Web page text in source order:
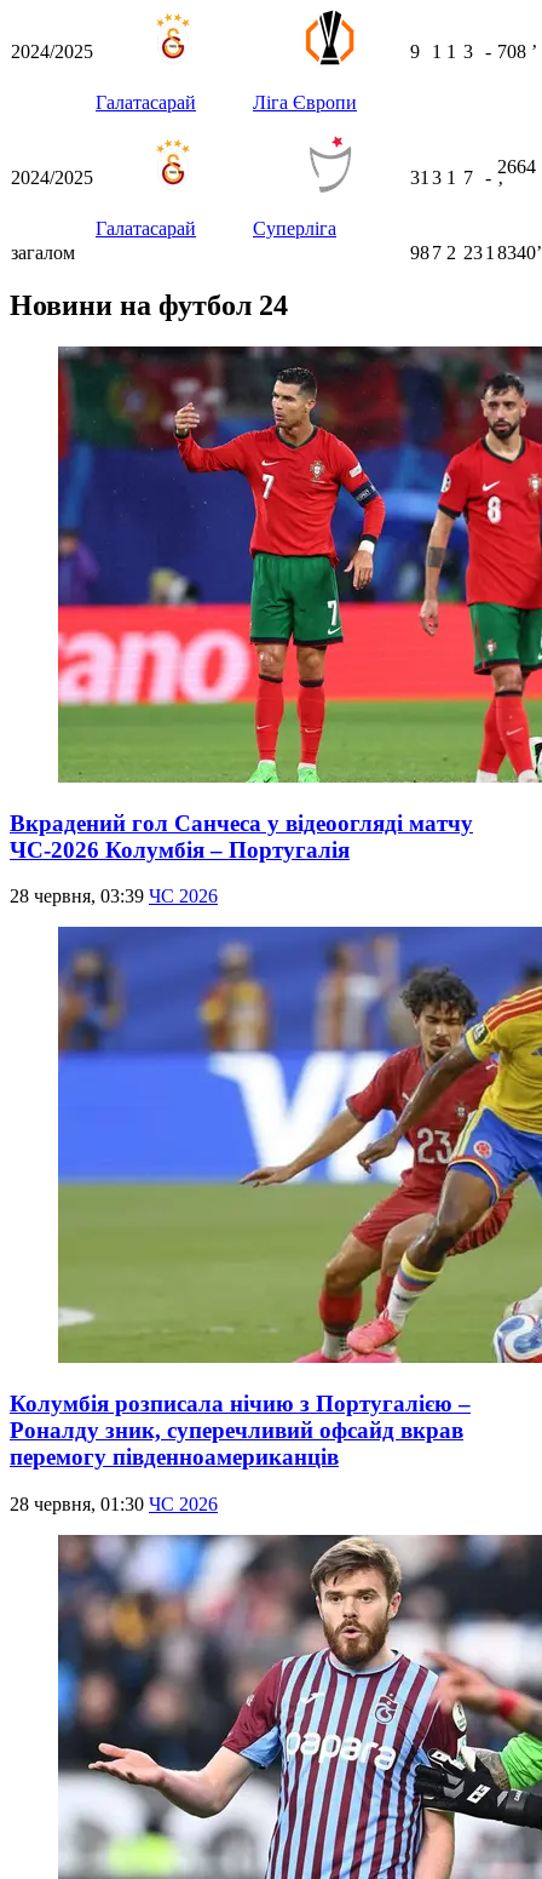
2024/2025
Галатасарай Ліга Європи
9 1 1 3 - 708 ʼ
2024/2025
Галатасарай Суперліга
31 3 1 7 -
2664
ʼ
загалом 987 2 231 8340ʼ
Новини на футбол 24
Вкрадений гол Санчеса у відеоогляді матчу
ЧС-2026 Колумбія – Португалія
28 червня, 03:39 ЧС 2026
Колумбія розписала нічию з Португалією –
Роналду зник, суперечливий офсайд вкрав
перемогу південноамериканців
28 червня, 01:30 ЧС 2026